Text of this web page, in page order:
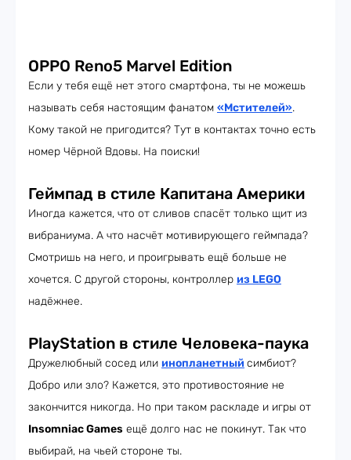
OPPO Reno5 Marvel Edition
Если у тебя ещё нет этого смартфона, ты не можешь
называть себя настоящим фанатом «Мстителей».
Кому такой не пригодится? Тут в контактах точно есть
номер Чёрной Вдовы. На поиски!
Геймпад в стиле Капитана Америки
Иногда кажется, что от сливов спасёт только щит из
вибраниума. А что насчёт мотивирующего геймпада?
Смотришь на него, и проигрывать ещё больше не
хочется. С другой стороны, контроллер из LEGO
надёжнее.
PlayStation в стиле Человека-паука
Дружелюбный сосед или инопланетный симбиот?
Добро или зло? Кажется, это противостояние не
закончится никогда. Но при таком раскладе и игры от
Insomniac Games ещё долго нас не покинут. Так что
выбирай, на чьей стороне ты.